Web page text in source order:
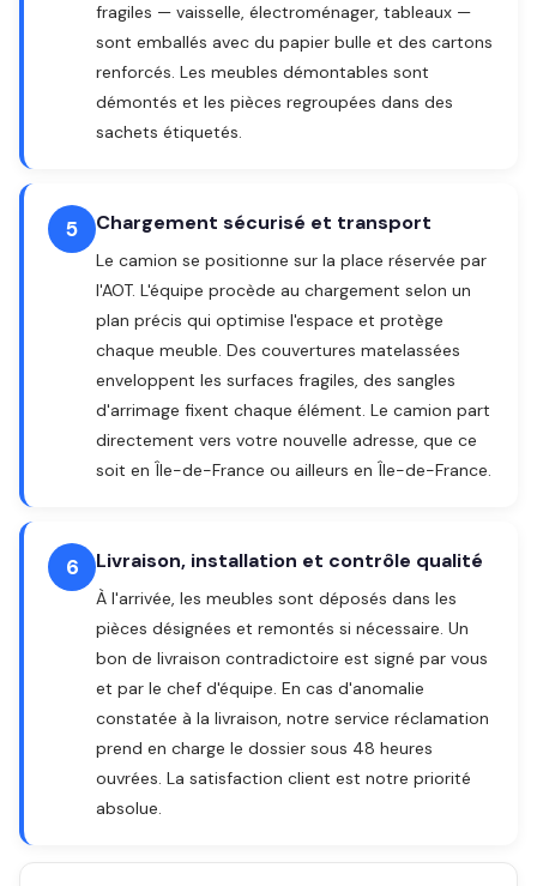
fragiles — vaisselle, électroménager, tableaux —
sont emballés avec du papier bulle et des cartons
renforcés. Les meubles démontables sont
démontés et les pièces regroupées dans des
sachets étiquetés.
5 Chargement sécurisé et transport
Le camion se positionne sur la place réservée par
l'AOT. L'équipe procède au chargement selon un
plan précis qui optimise l'espace et protège
chaque meuble. Des couvertures matelassées
enveloppent les surfaces fragiles, des sangles
d'arrimage fixent chaque élément. Le camion part
directement vers votre nouvelle adresse, que ce
soit en Île-de-France ou ailleurs en Île-de-France.
6 Livraison, installation et contrôle qualité
À l'arrivée, les meubles sont déposés dans les
pièces désignées et remontés si nécessaire. Un
bon de livraison contradictoire est signé par vous
et par le chef d'équipe. En cas d'anomalie
constatée à la livraison, notre service réclamation
prend en charge le dossier sous 48 heures
ouvrées. La satisfaction client est notre priorité
absolue.